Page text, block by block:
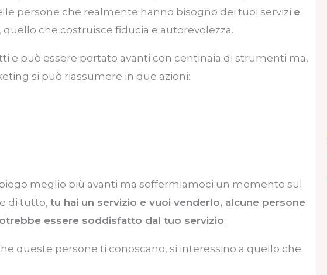
persone che realmente hanno bisogno dei tuoi servizi e
, quello che costruisce fiducia e autorevolezza.
e può essere portato avanti con centinaia di strumenti ma,
si può riassumere in due azioni:
meglio più avanti ma soffermiamoci un momento sul
di tutto, tu hai un servizio e vuoi venderlo, alcune persone
essere soddisfatto dal tuo servizio.
queste persone ti conoscano, si interessino a quello che